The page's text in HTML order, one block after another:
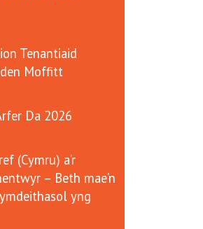
Tenantiaid
Moffitt
Da 2026
(Cymru) a’r
– Beth mae’n
yng